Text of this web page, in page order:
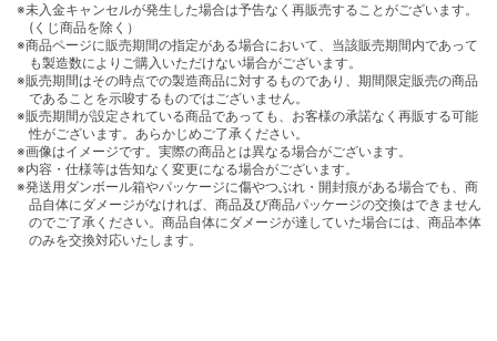
※未入金キャンセルが発生した場合は予告なく再販売することがございます。
(くじ商品を除く）
※商品ページに販売期間の指定がある場合において、当該販売期間内であって
も製造数によりご購入いただけない場合がございます。
※販売期間はその時点での製造商品に対するものであり、期間限定販売の商品
であることを示唆するものではございません。
※販売期間が設定されている商品であっても、お客様の承諾なく再販する可能
性がございます。あらかじめご了承ください。
※画像はイメージです。実際の商品とは異なる場合がございます。
※内容・仕様等は告知なく変更になる場合がございます。
※発送用ダンボール箱やパッケージに傷やつぶれ・開封痕がある場合でも、商
品自体にダメージがなければ、商品及び商品パッケージの交換はできません
のでご了承ください。商品自体にダメージが達していた場合には、商品本体
のみを交換対応いたします。